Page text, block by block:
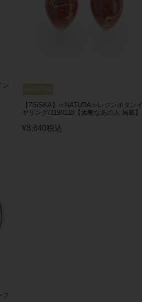
ン
【ZSiSKA】≪NATURA≫レジンボタンイ
ヤリング/3190118【素敵なあの人 掲載】
¥8,640税込
フ